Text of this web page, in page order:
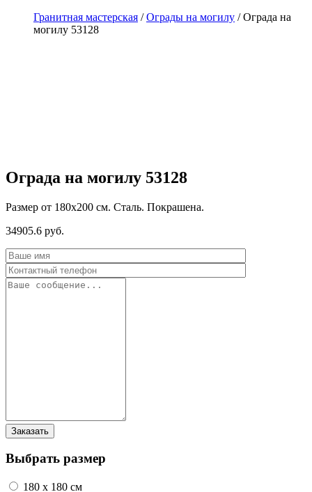
Гранитная мастерская /Ограды на могилу /Ограда на
могилу 53128
Ограда на могилу 53128
Размер от 180х200 см. Сталь. Покрашена.
34905.6 руб.
Выбрать размер
180 x 180 см